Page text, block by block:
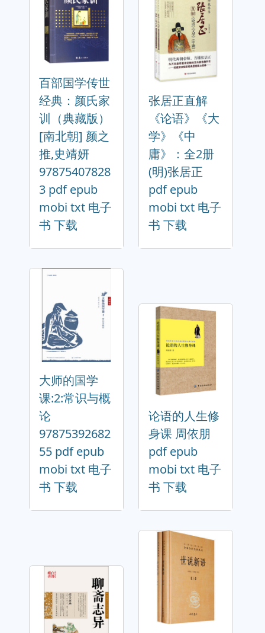
百部国学传世
经典：颜氏家
训（典藏版）
[南北朝] 颜之
推,史靖妍
97875407828
3 pdf epub
mobi txt 电子
书 下载
张居正直解
《论语》《大
学》《中
庸》：全2册
(明)张居正
pdf epub
mobi txt 电子
书 下载
大师的国学
课:2:常识与概
论
97875392682
55 pdf epub
mobi txt 电子
书 下载
论语的人生修
身课 周依朋
pdf epub
mobi txt 电子
书 下载